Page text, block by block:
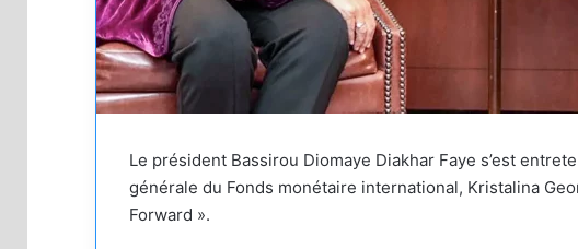
Le président Bassirou Diomaye Diakhar Faye s’est
générale du Fonds monétaire international, Kristalina
Forward ».